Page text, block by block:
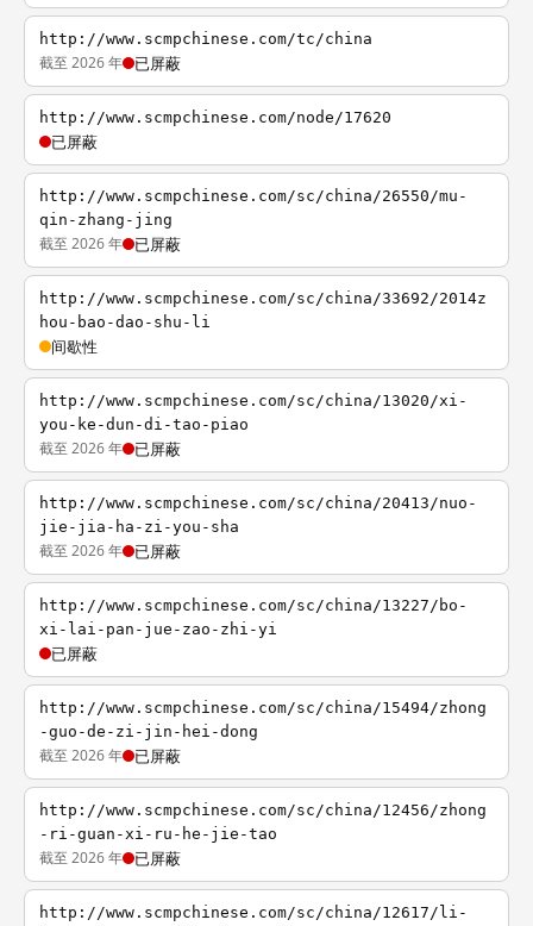
http://www.scmpchinese.com/tc/china
截至 2026 年 已屏蔽
http://www.scmpchinese.com/node/17620
已屏蔽
http://www.scmpchinese.com/sc/china/26550/mu-
qin-zhang-jing
截至 2026 年 已屏蔽
http://www.scmpchinese.com/sc/china/33692/2014z
hou-bao-dao-shu-li
间歇性
http://www.scmpchinese.com/sc/china/13020/xi-
you-ke-dun-di-tao-piao
截至 2026 年 已屏蔽
http://www.scmpchinese.com/sc/china/20413/nuo-
jie-jia-ha-zi-you-sha
截至 2026 年 已屏蔽
http://www.scmpchinese.com/sc/china/13227/bo-
xi-lai-pan-jue-zao-zhi-yi
已屏蔽
http://www.scmpchinese.com/sc/china/15494/zhong
-guo-de-zi-jin-hei-dong
截至 2026 年 已屏蔽
http://www.scmpchinese.com/sc/china/12456/zhong
-ri-guan-xi-ru-he-jie-tao
截至 2026 年 已屏蔽
http://www.scmpchinese.com/sc/china/12617/li-